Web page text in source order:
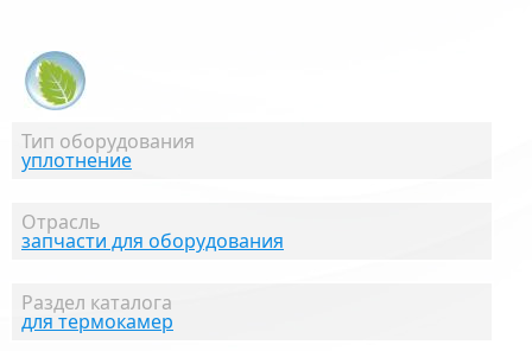
Тип оборудования
уплотнение
Отрасль
запчасти для оборудования
Раздел каталога
для термокамер